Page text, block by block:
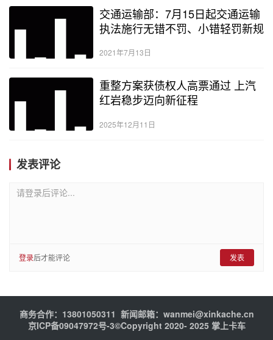
交通运输部：7月15日起交通运输
执法施行无错不罚、小错轻罚新规
2021年7月13日
重整方案获债权人高票通过 上汽
红岩稳步迈向新征程
2025年12月11日
发表评论
请登录后评论...
登录后才能评论 发表
商务合作：13801050311 新闻邮箱：wanmei@xinkache.cn
京ICP备09047972号-3©Copyright 2020- 2025 掌上卡车